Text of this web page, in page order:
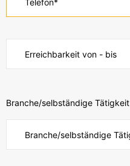
Branche/selbständige Tätigkeit